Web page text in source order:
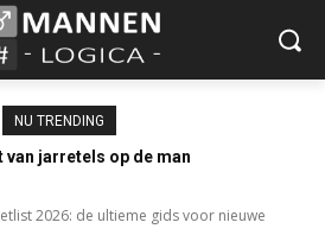
NU TRENDING
van jarretels op de man
2026: de ultieme gids voor nieuwe